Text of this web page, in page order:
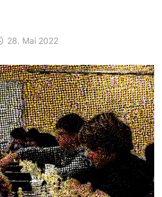
28. Mai 2022